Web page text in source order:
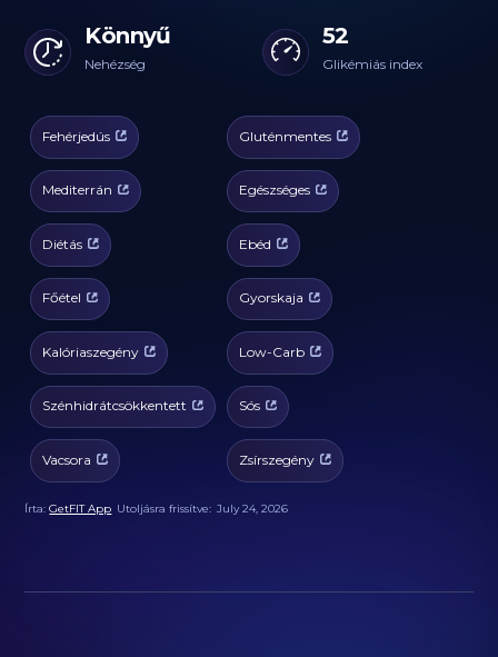
Könnyű
Nehézség
52
Glikémiás index
Fehérjedús Gluténmentes
Mediterrán Egészséges
Diétás Ebéd
Főétel Gyorskaja
Kalóriaszegény Low-Carb
Szénhidrátcsökkentett Sós
Vacsora Zsírszegény
Írta:GetFIT App Utoljásra frissítve: July 24, 2026